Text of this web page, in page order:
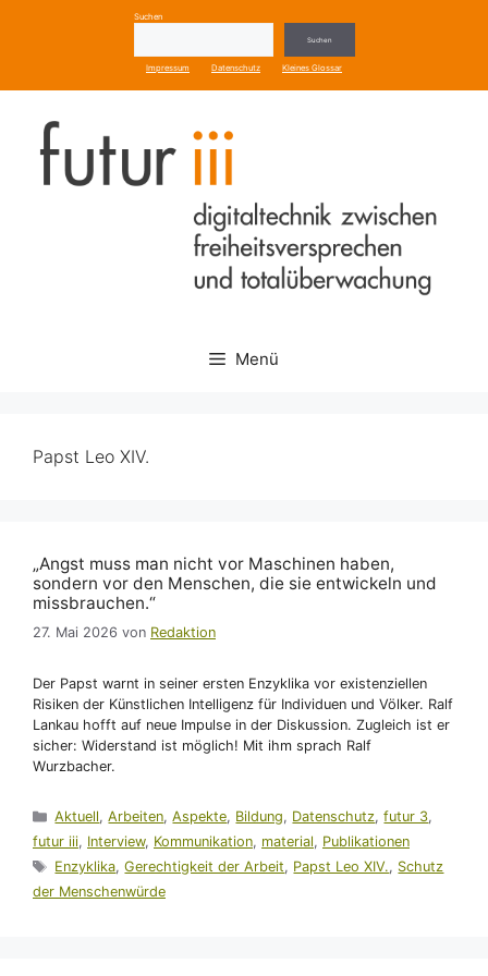
Suchen
Suchen
Impressum Datenschutz Kleines Glossar
Menü
Papst Leo XIV.
„Angst muss man nicht vor Maschinen haben,
sondern vor den Menschen, die sie entwickeln und
missbrauchen.“
27. Mai 2026 von Redaktion
Der Papst warnt in seiner ersten Enzyklika vor existenziellen
Risiken der Künstlichen Intelligenz für Individuen und Völker. Ralf
Lankau hofft auf neue Impulse in der Diskussion. Zugleich ist er
sicher: Widerstand ist möglich! Mit ihm sprach Ralf
Wurzbacher.
Kategorien
Aktuell,Arbeiten,Aspekte, Bildung, Datenschutz,futur 3,
futur iii, Interview, Kommunikation, material, Publikationen
Schlagwörter
Enzyklika,Gerechtigkeit der Arbeit, Papst Leo XIV., Schutz
der Menschenwürde